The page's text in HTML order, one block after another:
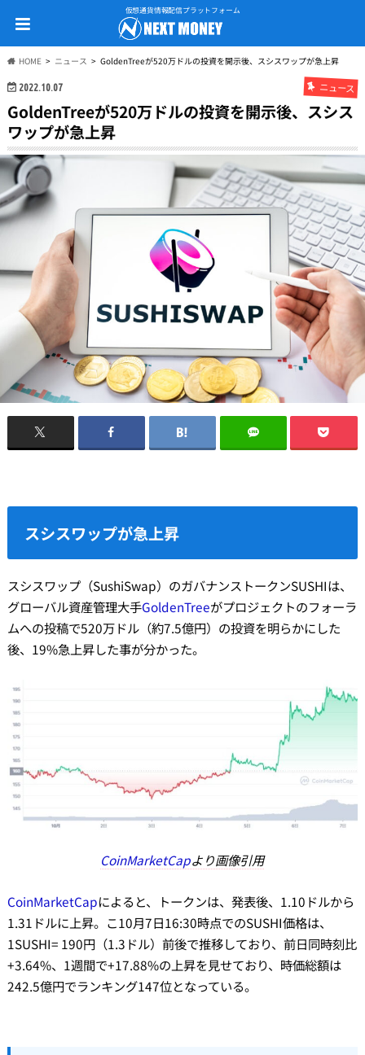
仮想通貨情報配信プラットフォーム
HOME ニュース GoldenTreeが520万ドルの投資を開示後、スシスワップが急上昇
2022.10.07 ニュース
GoldenTreeが520万ドルの投資を開示後、スシス
ワップが急上昇
スシスワップが急上昇
スシスワップ（SushiSwap）のガバナンストークンSUSHIは、
グローバル資産管理大手GoldenTreeがプロジェクトのフォーラ
ムへの投稿で520万ドル（約7.5億円）の投資を明らかにした
後、19%急上昇した事が分かった。
CoinMarketCapより画像引用
CoinMarketCapによると、トークンは、発表後、1.10ドルから
1.31ドルに上昇。こ10月7日16:30時点でのSUSHI価格は、
1SUSHI= 190円（1.3ドル）前後で推移しており、前日同時刻比
+3.64%、1週間で+17.88%の上昇を見せており、時価総額は
242.5億円でランキング147位となっている。